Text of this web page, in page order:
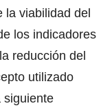
viabilidad del
los indicadores
reducción del
utilizado
siguiente